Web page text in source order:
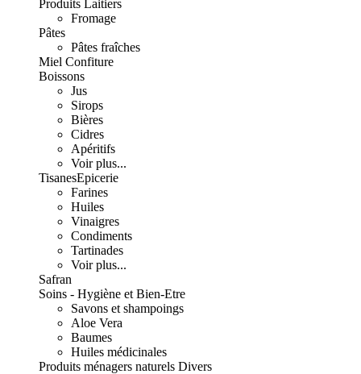
Produits Laitiers
Fromage
Pâtes
Pâtes fraîches
Miel Confiture
Boissons
Jus
Sirops
Bières
Cidres
Apéritifs
Voir plus...
TisanesEpicerie
Farines
Huiles
Vinaigres
Condiments
Tartinades
Voir plus...
Safran
Soins - Hygiène et Bien-Etre
Savons et shampoings
Aloe Vera
Baumes
Huiles médicinales
Produits ménagers naturels Divers